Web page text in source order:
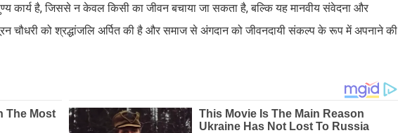
कार्य है, जिससे न केवल किसी का जीवन बचाया जा सकता है, बल्कि यह मानवीय संवेदना और
चौधरी को श्रद्धांजलि अर्पित की है और समाज से अंगदान को जीवनदायी संकल्प के रूप में अपनाने की